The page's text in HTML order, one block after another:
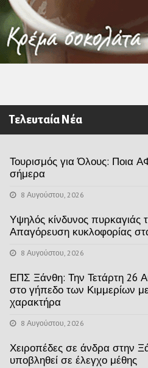
Τελευταία Νέα
Τουρισμός για Όλους: Ποια
σήμερα
8 Αυγούστου, 2026
Υψηλός κίνδυνος πυρκαγιάς
Απαγόρευση κυκλοφορίας
8 Αυγούστου, 2026
ΕΠΣ Ξάνθη: Την Τετάρτη 26
στο γήπεδο των Κιμμερίων
χαρακτήρα
8 Αυγούστου, 2026
Χειροπέδες σε άνδρα στην
υποβληθεί σε έλεγχο μέθης